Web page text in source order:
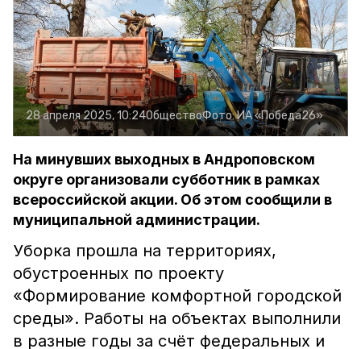
28 апреля 2025, 10:24ОбществоФото:ИА «Победа26»
На минувших выходных в Андроповском
округе организовали субботник в рамках
всероссийской акции. Об этом сообщили в
муниципальной администрации.
Уборка прошла на территориях,
обустроенных по проекту
«Формирование комфортной городской
среды». Работы на объектах выполнили
в разные годы за счёт федеральных и